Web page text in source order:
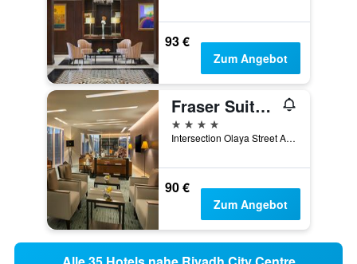
93 €
Zum Angebot
Fraser Suites Riyadh
4 Sterne
Intersection Olaya Street And Khurais Road, Riad, Saudi-Arabien
90 €
Zum Angebot